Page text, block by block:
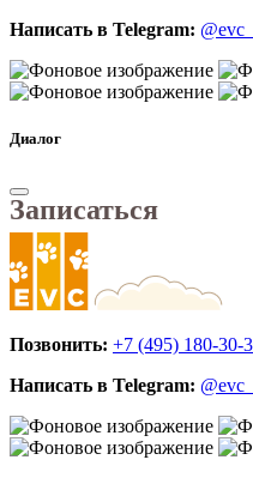
Написать в Telegram:
Диалог
Записаться
Позвонить: +7 (495) 180-30-
Написать в Telegram: